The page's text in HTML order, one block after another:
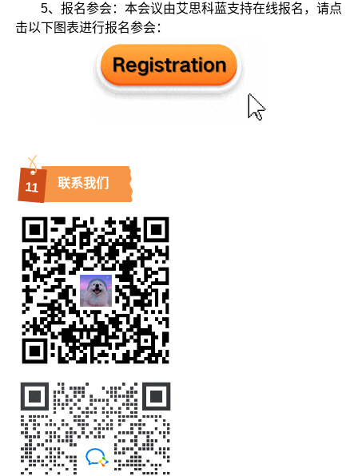
5、报名参会：本会议由艾思科蓝支持在线报名，请点
击以下图表进行报名参会：
11 联系我们